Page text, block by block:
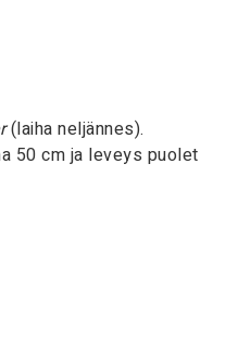
(laiha neljännes).
50 cm ja leveys puolet